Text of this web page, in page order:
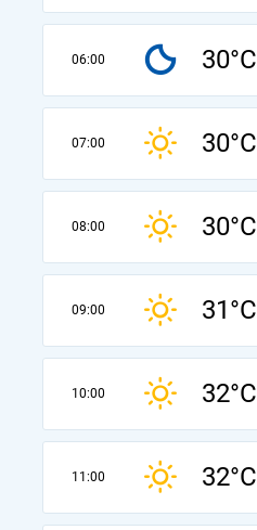
06:00 30°C
07:00 30°C
08:00 30°C
09:00 31°C
10:00 32°C
11:00 32°C